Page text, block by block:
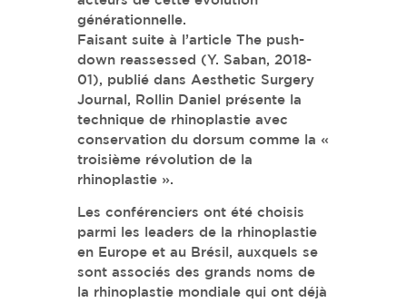
générationnelle.
Faisant suite à l’article The push-
down reassessed (Y. Saban, 2018-
01), publié dans Aesthetic Surgery
Journal, Rollin Daniel présente la
technique de rhinoplastie avec
conservation du dorsum comme la «
troisième révolution de la
rhinoplastie ».
Les conférenciers ont été choisis
parmi les leaders de la rhinoplastie
en Europe et au Brésil, auxquels se
sont associés des grands noms de
la rhinoplastie mondiale qui ont déjà